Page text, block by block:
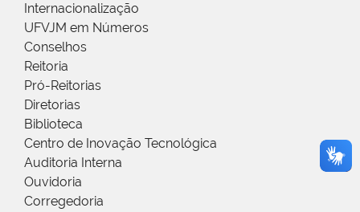
Internacionalização
UFVJM em Números
Conselhos
Reitoria
Pró-Reitorias
Diretorias
Biblioteca
Centro de Inovação Tecnológica
Auditoria Interna
Ouvidoria
Corregedoria